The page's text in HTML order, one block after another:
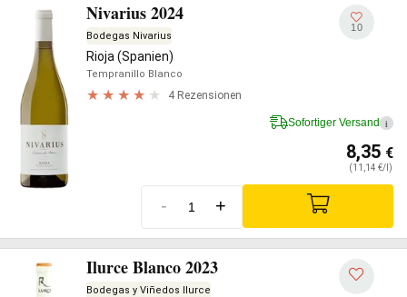
Nivarius 2024
Bodegas Nivarius
Rioja (Spanien)
Tempranillo Blanco
4 Rezensionen
10
Sofortiger Versand i
8,35 €
(11,14 €/l)
- +
Ilurce Blanco 2023
Bodegas y Viñedos Ilurce